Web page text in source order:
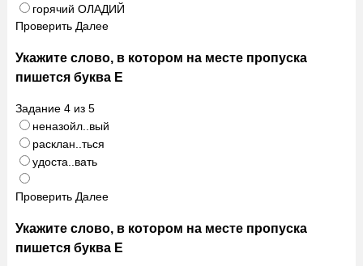
горячий ОЛАДИЙ
Проверить Далее
Укажите слово, в котором на месте пропуска
пишется буква Е
Задание 4из 5
неназойл..вый
расклан..ться
удоста..вать
Проверить Далее
Укажите слово, в котором на месте пропуска
пишется буква Е